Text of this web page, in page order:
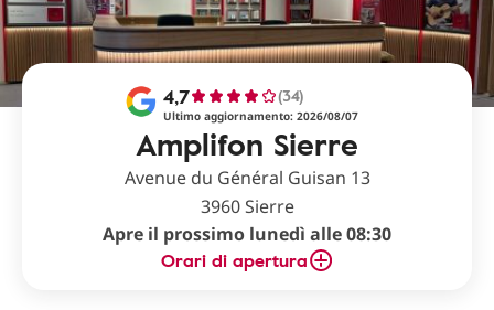
Amplifon Sierre
4,7 (34)
Ultimo aggiornamento: 2026/08/07
Avenue du Général Guisan 13
3960 Sierre
Apre il prossimo lunedì alle 08:30
Orari di apertura